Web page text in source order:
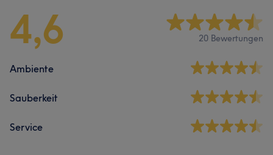
4,6 20 Bewertungen
Ambiente
Sauberkeit
Service